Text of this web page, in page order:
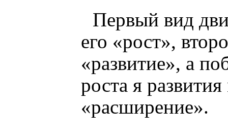
Первый вид
его «рост»,
«развитие», а
роста я
«расширение».